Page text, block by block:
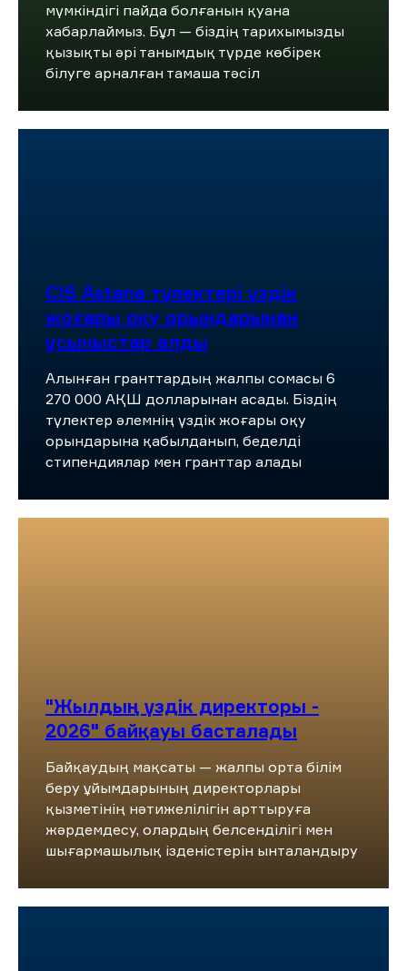
мүмкіндігі пайда болғанын қуана
хабарлаймыз. Бұл — біздің тарихымызды
қызықты әрі танымдық түрде көбірек
білуге арналған тамаша тәсіл
CIS Astana түлектері үздік
жоғары оқу орындарынан
ұсыныстар алды
Алынған гранттардың жалпы сомасы 6
270 000 АҚШ долларынан асады. Біздің
түлектер әлемнің үздік жоғары оқу
орындарына қабылданып, беделді
стипендиялар мен гранттар алады
"Жылдың үздік директоры -
2026" байқауы басталады
Байқаудың мақсаты — жалпы орта білім
беру ұйымдарының директорлары
қызметінің нәтижелілігін арттыруға
жәрдемдесу, олардың белсенділігі мен
шығармашылық ізденістерін ынталандыру